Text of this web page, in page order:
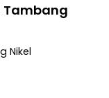
Tambang
Nikel